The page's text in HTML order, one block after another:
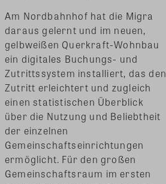
Am Nordbahnhof hat die Migra
daraus gelernt und im neuen,
gelbweißen Querkraft-Wohnbau
ein digitales Buchungs- und
Zutrittssystem installiert, das den
Zutritt erleichtert und zugleich
einen statistischen Überblick
über die Nutzung und Beliebtheit
der einzelnen
Gemeinschaftseinrichtungen
ermöglicht. Für den großen
Gemeinschaftsraum im ersten